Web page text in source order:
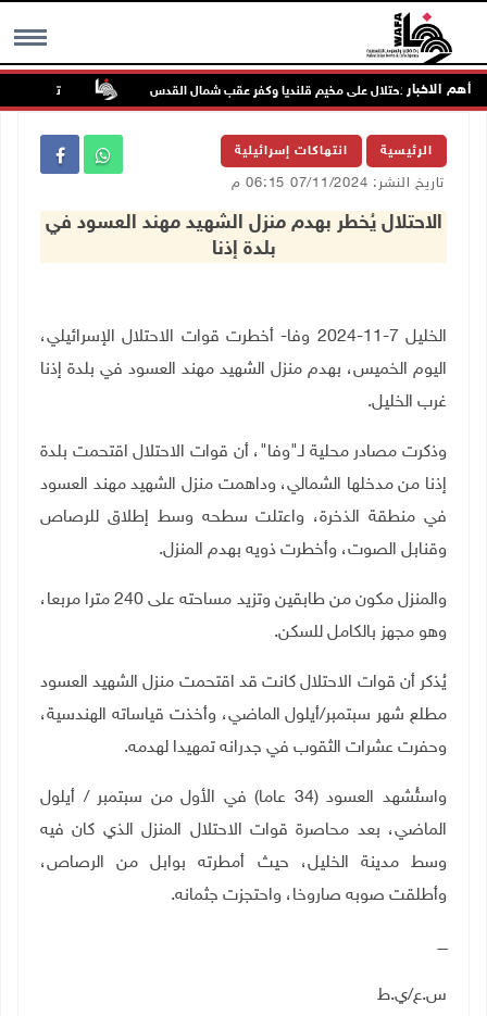
MENU أهم الاخبار تواصل
الرئيسية انتهاكات إسرائيلية
تاريخ النشر: 07/11/2024 06:15 م
الاحتلال يُخطر بهدم منزل الشهيد مهند العسود في
بلدة إذنا
الخليل 7-11-2024 وفا- أخطرت قوات الاحتلال الإسرائيلي،
اليوم الخميس، بهدم منزل الشهيد مهند العسود في بلدة إذنا
غرب الخليل.
وذكرت مصادر محلية لـ"وفا"،أن قوات الاحتلال اقتحمت بلدة
إذنا من مدخلها الشمالي، وداهمت منزل الشهيد مهند العسود
في منطقة الذخرة، واعتلت سطحه وسط إطلاق للرصاص
وقنابل الصوت، وأخطرت ذويه بهدم المنزل.
والمنزل مكون من طابقينو
تزيد مساحته على 240 مترا مربعا،
وهو مجهز بالكامل للسكن.
يُذكرأن قوات الاحتلال كانت قد اقتحمت منزل الشهيد العسود
مطلع شهر سبتمبر/أيلول الماضي، وأخذت قياساته الهندسية،
وحفرت عشرات الثقوب في جدرانه تمهيدا لهدمه.
واستُشهد العسود (34 عاما) في الأول من سبتمبر / أيلول
الماضي، بعد محاصرة قوات الاحتلال المنزل الذي كان فيه
وسط مدينة الخليل، حيث أمطرته بوابل من الرصاص،
وأطلقت صوبه صاروخا، واحتجزت جثمانه.
ــــ
س.ع/ي.ط